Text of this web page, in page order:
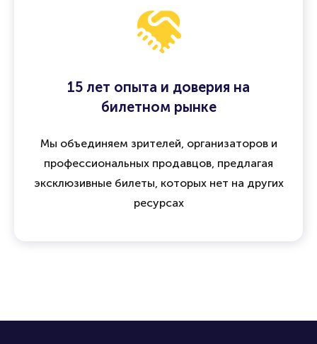
15 лет опыта и доверия на
билетном рынке
Мы объединяем зрителей, организаторов и
профессиональных продавцов, предлагая
эксклюзивные билеты, которых нет на других
ресурсах